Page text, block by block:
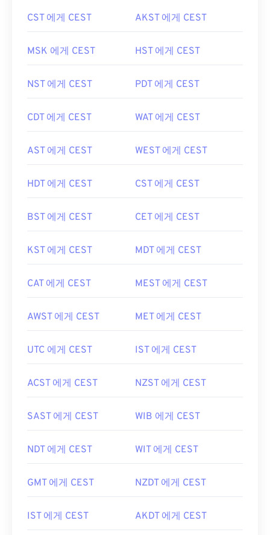
CST 에게 CEST AKST 에게 CEST
MSK 에게 CEST HST 에게 CEST
NST 에게 CEST PDT 에게 CEST
CDT 에게 CEST WAT 에게 CEST
AST 에게 CEST WEST 에게 CEST
HDT 에게 CEST CST 에게 CEST
BST 에게 CEST CET 에게 CEST
KST 에게 CEST MDT 에게 CEST
CAT 에게 CEST MEST 에게 CEST
AWST 에게 CEST MET 에게 CEST
UTC 에게 CEST IST 에게 CEST
ACST 에게 CEST NZST 에게 CEST
SAST 에게 CEST WIB 에게 CEST
NDT 에게 CEST WIT 에게 CEST
GMT 에게 CEST NZDT 에게 CEST
IST 에게 CEST AKDT 에게 CEST